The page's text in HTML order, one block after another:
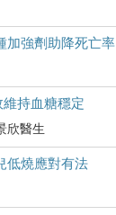
加強劑助降死亡率
持血糖穩定
欣醫生
低燒應對有法